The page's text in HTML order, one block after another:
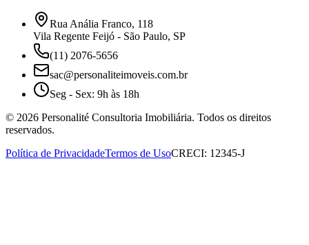
Rua Anália Franco, 118
Vila Regente Feijó - São Paulo, SP
(11) 2076-5656
sac@personaliteimoveis.com.br
Seg - Sex: 9h às 18h
© 2026 Personalité Consultoria Imobiliária. Todos os direitos
reservados.
Política de PrivacidadeTermos de UsoCRECI: 12345-J